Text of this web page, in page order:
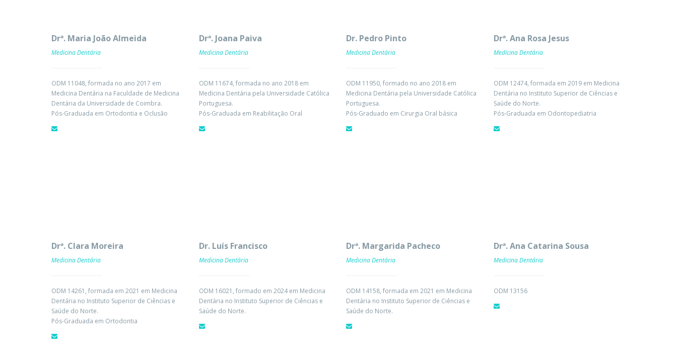
Drª. Maria João Almeida
Medicina Dentária
ODM 11048, formada no ano 2017 em
Medicina Dentária na Faculdade de Medicina
Dentária da Universidade de Coimbra.
Pós-Graduada em Ortodontia e Oclusão
Drª. Joana Paiva
Medicina Dentária
ODM 11674, formada no ano 2018 em
Medicina Dentária pela Universidade Católica
Portuguesa.
Pós-Graduada em Reabilitação Oral
Dr. Pedro Pinto
Medicina Dentária
ODM 11950, formado no ano 2018 em
Medicina Dentária pela Universidade Católica
Portuguesa.
Pós-Graduado em Cirurgia Oral básica
Drª. Ana Rosa Jesus
Medicina Dentária
ODM 12474, formada em 2019 em Medicina
Dentária no Instituto Superior de Ciências e
Saúde do Norte.
Pós-Graduada em Odontopediatria
Drª. Clara Moreira
Medicina Dentária
ODM 14261, formada em 2021 em Medicina
Dentária no Instituto Superior de Ciências e
Saúde do Norte.
Pós-Graduada em Ortodontia
Dr. Luís Francisco
Medicina Dentária
ODM 16021, formado em 2024 em Medicina
Dentária no Instituto Superior de Ciências e
Saúde do Norte.
Drª. Margarida Pacheco
Medicina Dentária
ODM 14158, formada em 2021 em Medicina
Dentária no Instituto Superior de Ciências e
Saúde do Norte.
Drª. Ana Catarina Sousa
Medicina Dentária
ODM 13156